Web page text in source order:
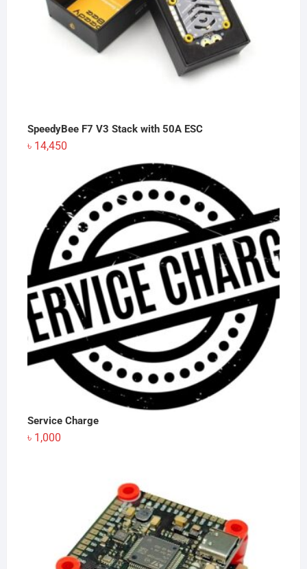
SpeedyBee F7 V3 Stack with 50A ESC
৳ 14,450
Service Charge
৳ 1,000